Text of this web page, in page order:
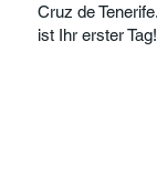
Cruz de
ist Ihr erster Tag!